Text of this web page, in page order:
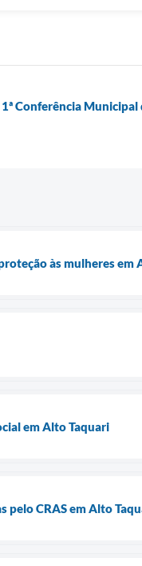
Conferência
às mulheres em
em Alto Taquari
pelo CRAS em Alto